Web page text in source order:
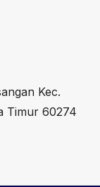
Kec.
Timur 60274